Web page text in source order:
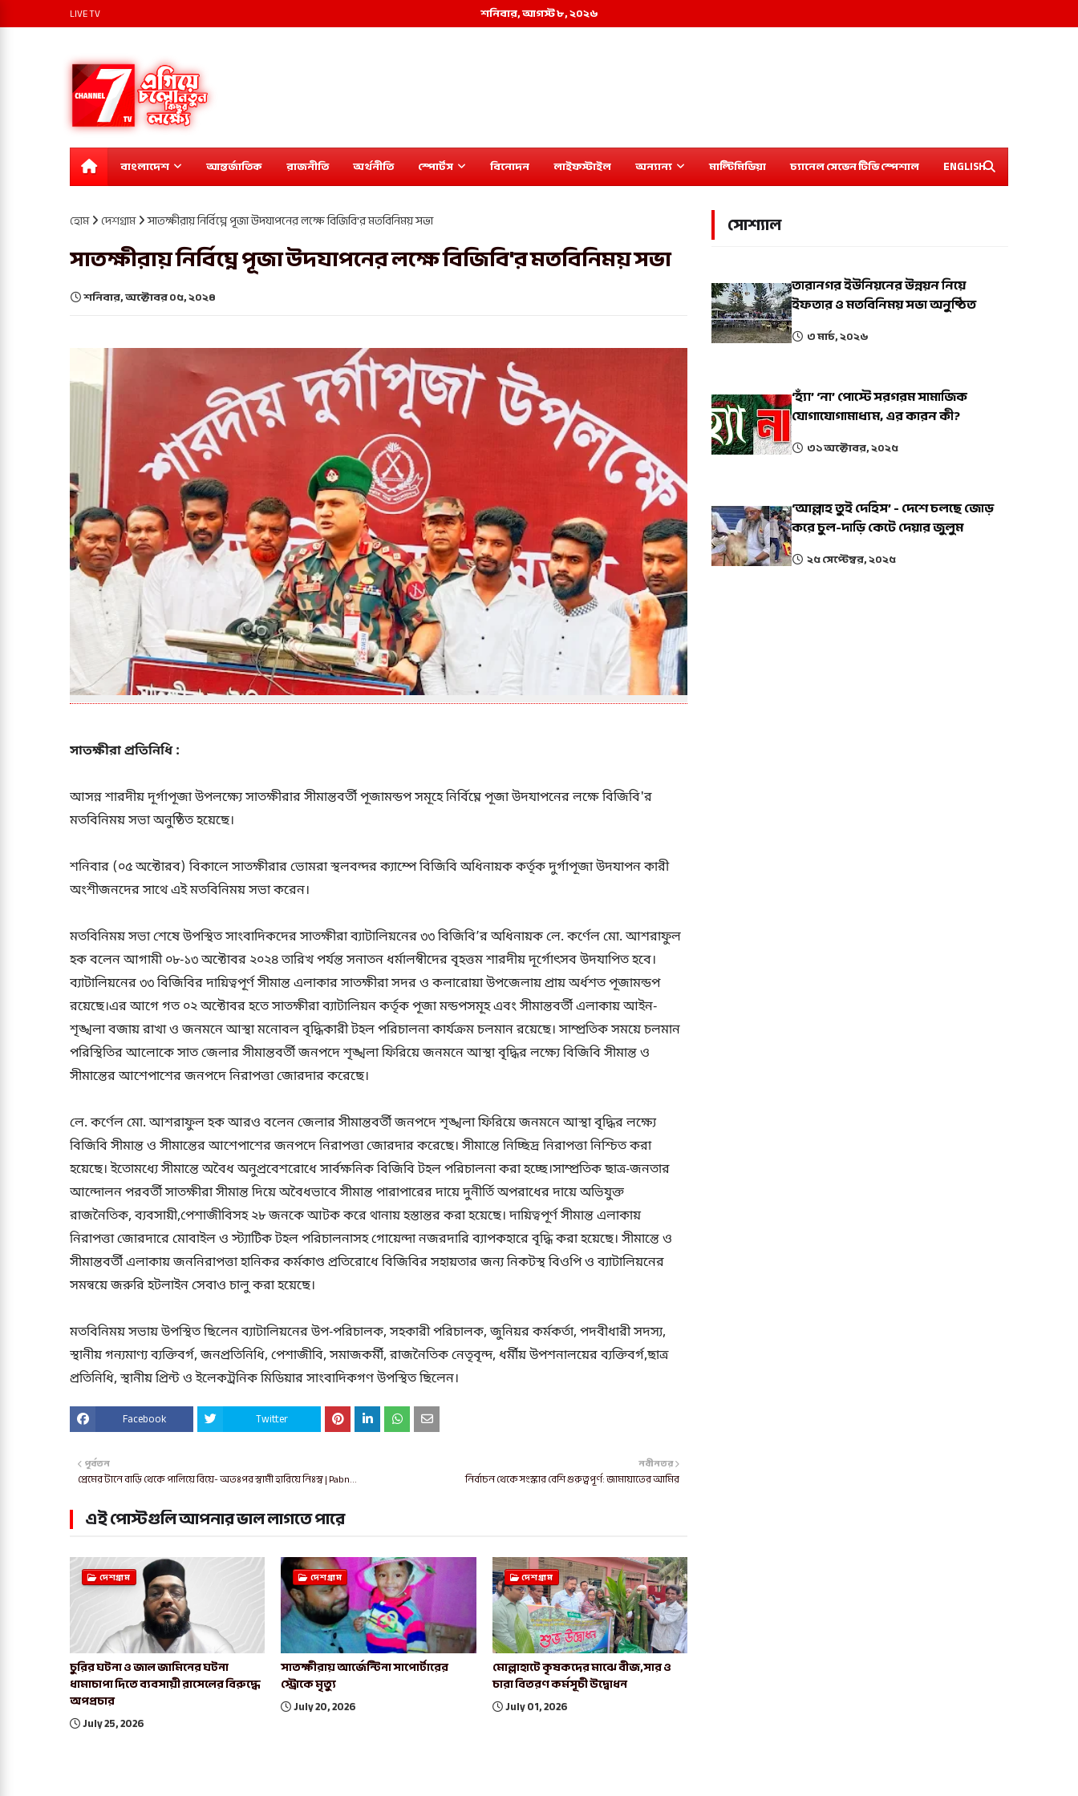
শনিবার, আগস্ট ৮, ২০২৬
LIVE TV
বাংলাদেশ আন্তর্জাতিক রাজনীতি অর্থনীতি স্পোর্টস বিনোদন লাইফস্টাইল অন্যান্য মাল্টিমিডিয়া চ্যানেল সেভেন টিভি স্পেশাল ENGLISH
হোম দেশগ্রাম সাতক্ষীরায় নির্বিঘ্নে পূজা উদযাপনের লক্ষে বিজিবি'র মতবিনিময় সভা
সাতক্ষীরায় নির্বিঘ্নে পূজা উদযাপনের লক্ষে বিজিবি'র মতবিনিময় সভা
শনিবার, অক্টোবর ০৫, ২০২৪
সাতক্ষীরা প্রতিনিধি :
আসন্ন শারদীয় দূর্গাপূজা উপলক্ষ্যে সাতক্ষীরার সীমান্তবর্তী পূজামন্ডপ সমূহে নির্বিঘ্নে পূজা উদযাপনের লক্ষে বিজিবি'র
মতবিনিময় সভা অনুষ্ঠিত হয়েছে।
শনিবার (০৫ অক্টোরব) বিকালে সাতক্ষীরার ভোমরা স্থলবন্দর ক্যাম্পে বিজিবি অধিনায়ক কর্তৃক দুর্গাপূজা উদযাপন কারী
অংশীজনদের সাথে এই মতবিনিময় সভা করেন।
মতবিনিময় সভা শেষে উপস্থিত সাংবাদিকদের সাতক্ষীরা ব্যাটালিয়নের ৩৩ বিজিবি’র অধিনায়ক লে. কর্ণেল মো. আশরাফুল
হক বলেন আগামী ০৮-১৩ অক্টোবর ২০২৪ তারিখ পর্যন্ত সনাতন ধর্মালম্বীদের বৃহত্তম শারদীয় দূর্গোৎসব উদযাপিত হবে।
ব্যাটালিয়নের ৩৩ বিজিবির দায়িত্বপূর্ণ সীমান্ত এলাকার সাতক্ষীরা সদর ও কলারোয়া উপজেলায় প্রায় অর্ধশত পূজামন্ডপ
রয়েছে।এর আগে গত ০২ অক্টোবর হতে সাতক্ষীরা ব্যাটালিয়ন কর্তৃক পূজা মন্ডপসমূহ এবং সীমান্তবর্তী এলাকায় আইন-
শৃঙ্খলা বজায় রাখা ও জনমনে আস্থা মনোবল বৃদ্ধিকারী টহল পরিচালনা কার্যক্রম চলমান রয়েছে। সাম্প্রতিক সময়ে চলমান
পরিস্থিতির আলোকে সাত জেলার সীমান্তবর্তী জনপদে শৃঙ্খলা ফিরিয়ে জনমনে আস্থা বৃদ্ধির লক্ষ্যে বিজিবি সীমান্ত ও
সীমান্তের আশেপাশের জনপদে নিরাপত্তা জোরদার করেছে।
লে. কর্ণেল মো. আশরাফুল হক আরও বলেন জেলার সীমান্তবর্তী জনপদে শৃঙ্খলা ফিরিয়ে জনমনে আস্থা বৃদ্ধির লক্ষ্যে
বিজিবি সীমান্ত ও সীমান্তের আশেপাশের জনপদে নিরাপত্তা জোরদার করেছে। সীমান্তে নিচ্ছিদ্র নিরাপত্তা নিশ্চিত করা
হয়েছে। ইতোমধ্যে সীমান্তে অবৈধ অনুপ্রবেশরোধে সার্বক্ষনিক বিজিবি টহল পরিচালনা করা হচ্ছে।সাম্প্রতিক ছাত্র-জনতার
আন্দোলন পরবর্তী সাতক্ষীরা সীমান্ত দিয়ে অবৈধভাবে সীমান্ত পারাপারের দায়ে দুনীর্তি অপরাধের দায়ে অভিযুক্ত
রাজনৈতিক, ব্যবসায়ী,পেশাজীবিসহ ২৮ জনকে আটক করে থানায় হস্তান্তর করা হয়েছে। দায়িত্বপূর্ণ সীমান্ত এলাকায়
নিরাপত্তা জোরদারে মোবাইল ও স্ট্যাটিক টহল পরিচালনাসহ গোয়েন্দা নজরদারি ব্যাপকহারে বৃদ্ধি করা হয়েছে। সীমান্তে ও
সীমান্তবর্তী এলাকায় জননিরাপত্তা হানিকর কর্মকাণ্ড প্রতিরোধে বিজিবির সহায়তার জন্য নিকটস্থ বিওপি ও ব্যাটালিয়নের
সমন্বয়ে জরুরি হটলাইন সেবাও চালু করা হয়েছে।
মতবিনিময় সভায় উপস্থিত ছিলেন ব্যাটালিয়নের উপ-পরিচালক, সহকারী পরিচালক, জুনিয়র কর্মকর্তা, পদবীধারী সদস্য,
স্থানীয় গন্যমাণ্য ব্যক্তিবর্গ, জনপ্রতিনিধি, পেশাজীবি, সমাজকর্মী, রাজনৈতিক নেতৃবৃন্দ, ধর্মীয় উপশনালয়ের ব্যক্তিবর্গ,ছাত্র
প্রতিনিধি, স্থানীয় প্রিন্ট ও ইলেকট্রনিক মিডিয়ার সাংবাদিকগণ উপস্থিত ছিলেন।
Facebook Twitter
নবীনতর
নির্বাচন থেকে সংস্কার বেশি গুরুত্বপূর্ণ: জামায়াতের আমির
পূর্বতন
প্রেমের টানে বাড়ি থেকে পালিয়ে বিয়ে- অতঃপর স্বামী হারিয়ে নিঃস্ব | Pabn...
এই পোস্টগুলি আপনার ভাল লাগতে পারে
দেশগ্রাম
চুরির ঘটনা ও জাল জামিনের ঘটনা
ধামাচাপা দিতে ব্যবসায়ী রাসেলের বিরুদ্ধে
অপপ্রচার
July 25, 2026
দেশগ্রাম
সাতক্ষীরায় আর্জেন্টিনা সাপোর্টারের
স্ট্রোকে মৃত্যু
July 20, 2026
দেশগ্রাম
মোল্লাহাটে কৃষকদের মাঝে বীজ,সার ও
চারা বিতরণ কর্মসূচী উদ্বোধন
July 01, 2026
সোশ্যাল
তারানগর ইউনিয়নের উন্নয়ন নিয়ে
ইফতার ও মতবিনিময় সভা অনুষ্ঠিত
৩ মার্চ, ২০২৬
‘হ্যাঁ’ ‘না’ পোস্টে সরগরম সামাজিক
যোগাযোগামাধ্যম, এর কারন কী?
৩১ অক্টোবর, ২০২৫
‘আল্লাহ তুই দেহিস’ - দেশে চলছে জোড়
করে চুল-দাড়ি কেটে দেয়ার জুলুম
২৫ সেপ্টেম্বর, ২০২৫